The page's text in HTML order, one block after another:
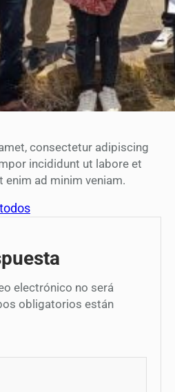
consectetur adipiscing
incididunt ut labore et
enim ad minim veniam.
electrónico no será
obligatorios están